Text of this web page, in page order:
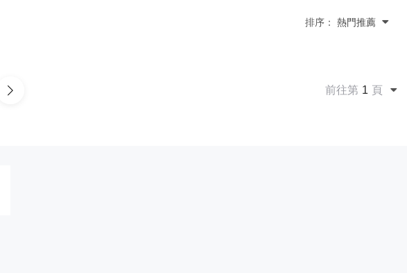
排序： 熱門推薦
前往第 1 頁